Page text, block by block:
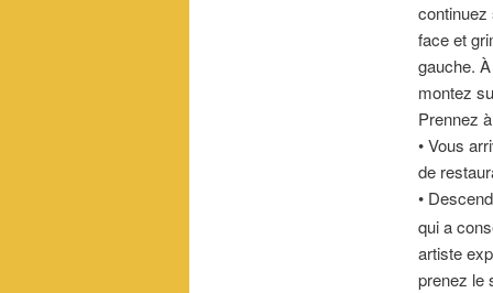
continuez
face et
gauche.
montez
Prennez
• Vous
de
•
qui a
artiste
prenez le